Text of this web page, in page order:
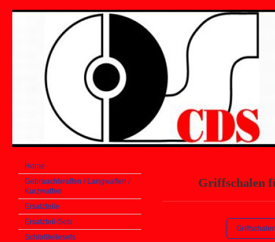
Home
Gebrauchtwaffen / Langwaffen /
Kurzwaffen
Ersatzteile
Ersatzteil-Sets
Schloßteilesets
Griffschalen